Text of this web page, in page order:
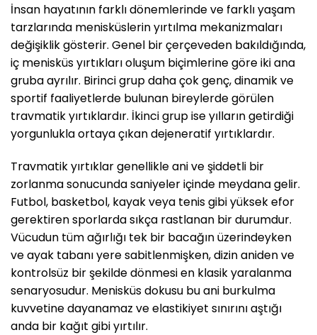
İnsan hayatının farklı dönemlerinde ve farklı yaşam
tarzlarında menisküslerin yırtılma mekanizmaları
değişiklik gösterir. Genel bir çerçeveden bakıldığında,
iç menisküs yırtıkları oluşum biçimlerine göre iki ana
gruba ayrılır. Birinci grup daha çok genç, dinamik ve
sportif faaliyetlerde bulunan bireylerde görülen
travmatik yırtıklardır. İkinci grup ise yılların getirdiği
yorgunlukla ortaya çıkan dejeneratif yırtıklardır.
Travmatik yırtıklar genellikle ani ve şiddetli bir
zorlanma sonucunda saniyeler içinde meydana gelir.
Futbol, basketbol, kayak veya tenis gibi yüksek efor
gerektiren sporlarda sıkça rastlanan bir durumdur.
Vücudun tüm ağırlığı tek bir bacağın üzerindeyken
ve ayak tabanı yere sabitlenmişken, dizin aniden ve
kontrolsüz bir şekilde dönmesi en klasik yaralanma
senaryosudur. Menisküs dokusu bu ani burkulma
kuvvetine dayanamaz ve elastikiyet sınırını aştığı
anda bir kağıt gibi yırtılır.